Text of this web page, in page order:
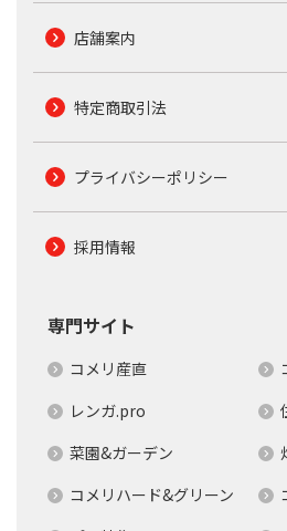
店舗案内
特定商取引法
プライバシーポリシー
採用情報
専門サイト
コメリ産直
レンガ.pro
菜園&ガーデン
コメリハード&グリーン